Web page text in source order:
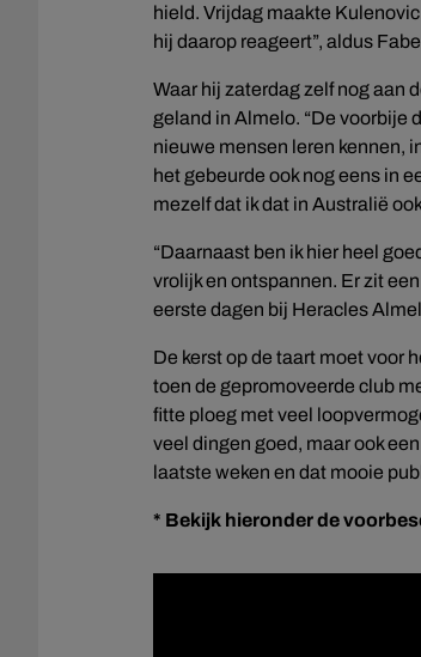
hield. Vrijdag maakte
hij daarop reageert”, aldus
Waar hij zaterdag zelf nog aan
geland in Almelo. “De voorbije
nieuwe mensen leren kennen,
het gebeurde ook nog eens in
mezelf dat ik dat in Australië
“Daarnaast ben ik hier heel
vrolijk en ontspannen. Er zit
eerste dagen bij Heracles
De kerst op de taart moet voor
toen de gepromoveerde club
fitte ploeg met veel
veel dingen goed, maar ook
laatste weken en dat mooie
* Bekijk hieronder de